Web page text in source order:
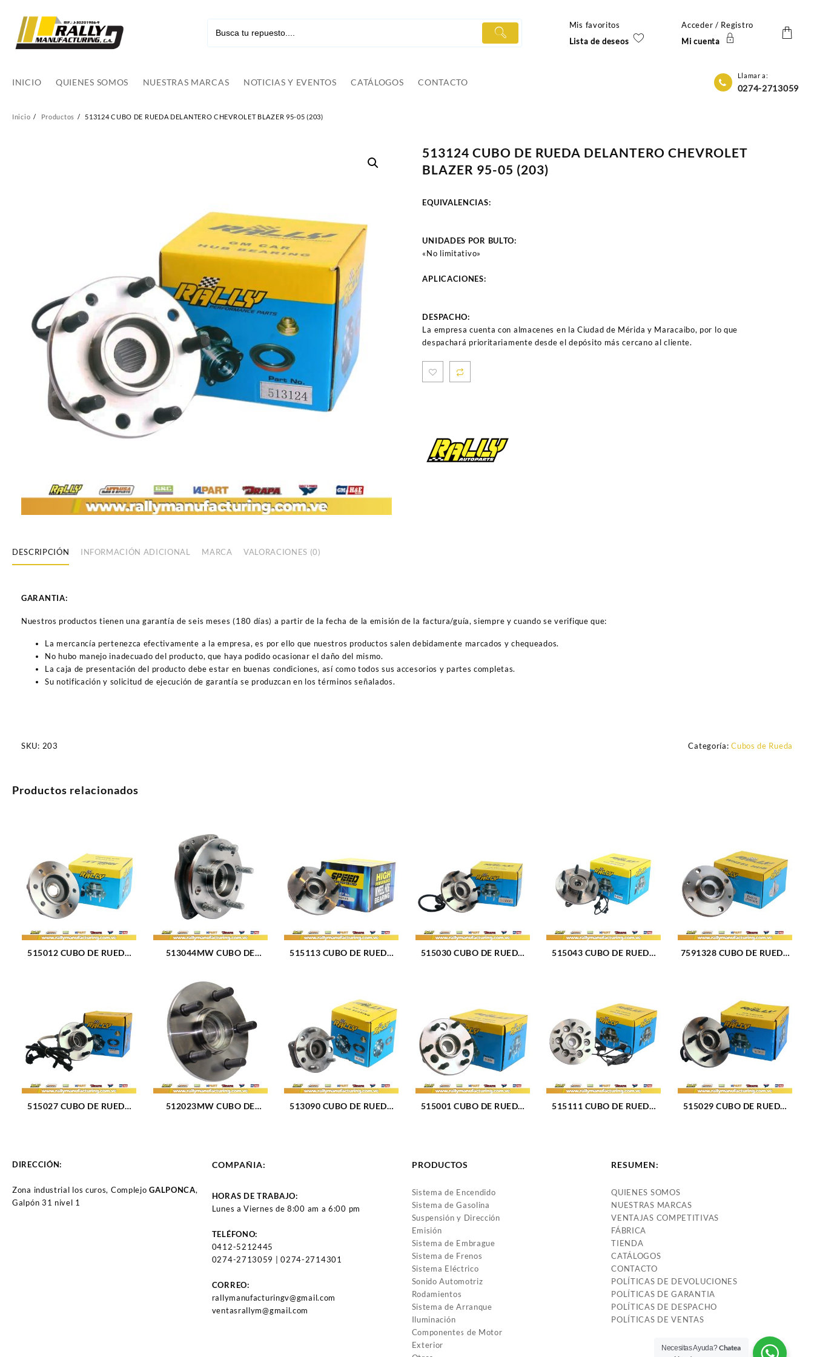
contenido
Mis favoritos
Lista de deseos
Acceder / Registro
Mi cuenta
INICIO QUIENES SOMOS NUESTRAS MARCAS NOTICIAS Y EVENTOS CATÁLOGOS CONTACTO
Llamar a:
0274-2713059
Inicio Productos 513124 CUBO DE RUEDA DELANTERO CHEVROLET BLAZER 95-05 (203)
513124 CUBO DE RUEDA DELANTERO CHEVROLET
BLAZER 95-05 (203)
EQUIVALENCIAS:
UNIDADES POR BULTO:
«No limitativo»
APLICACIONES:
DESPACHO:
La empresa cuenta con almacenes en la Ciudad de Mérida y Maracaibo, por lo que
despachará prioritariamente desde el depósito más cercano al cliente.
DESCRIPCIÓN INFORMACIÓN ADICIONAL MARCA VALORACIONES (0)
GARANTIA:
Nuestros productos tienen una garantía de seis meses (180 días) a partir de la fecha de la emisión de la factura/guía, siempre y cuando se verifique que:
La mercancía pertenezca efectivamente a la empresa, es por ello que nuestros productos salen debidamente marcados y chequeados.
No hubo manejo inadecuado del producto, que haya podido ocasionar el daño del mismo.
La caja de presentación del producto debe estar en buenas condiciones, así como todos sus accesorios y partes completas.
Su notificación y solicitud de ejecución de garantía se produzcan en los términos señalados.
SKU: 203 Categoría:Cubos de Rueda
Productos relacionados
515012 CUBO DE RUEDA
513044MW CUBO DE
01 (18)
515113 CUBO DE RUEDA
515030 CUBO DE RUEDA
515043 CUBO DE RUEDA
7591328 CUBO DE RUEDA
515027 CUBO DE RUEDA
512023MW CUBO DE
513090 CUBO DE RUEDA
515001 CUBO DE RUEDA
515111 CUBO DE RUEDA
515029 CUBO DE RUEDA
DIRECCIÓN:
Zona industrial los curos, ComplejoGALPONCA,
Galpón 31 nivel 1
COMPAÑIA:
HORAS DE TRABAJO:
Lunes a Viernes de 8:00 am a 6:00 pm
TELÉFONO:
0412-5212445
0274-2713059 | 0274-2714301
CORREO:
rallymanufacturingv@gmail.com
ventasrallym@gmail.com
PRODUCTOS
Sistema de Encendido
Sistema de Gasolina
Suspensión y Dirección
Emisión
Sistema de Embrague
Sistema de Frenos
Sistema Eléctrico
Sonido Automotriz
Rodamientos
Sistema de Arranque
Iluminación
Componentes de Motor
Exterior
RESUMEN:
QUIENES SOMOS
NUESTRAS MARCAS
VENTAJAS COMPETITIVAS
FÁBRICA
TIENDA
CATÁLOGOS
CONTACTO
POLÍTICAS DE DEVOLUCIONES
POLÍTICAS DE GARANTIA
POLÍTICAS DE DESPACHO
POLÍTICAS DE VENTAS
Necesitas Ayuda?Chatea